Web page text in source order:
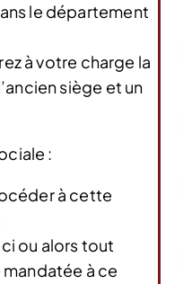
le département
à votre charge la
siège et un
:
à cette
ou alors tout
à ce